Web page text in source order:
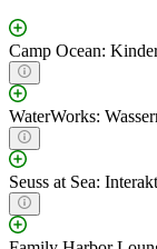
Camp Ocean:
WaterWorks:
Seuss at Sea: